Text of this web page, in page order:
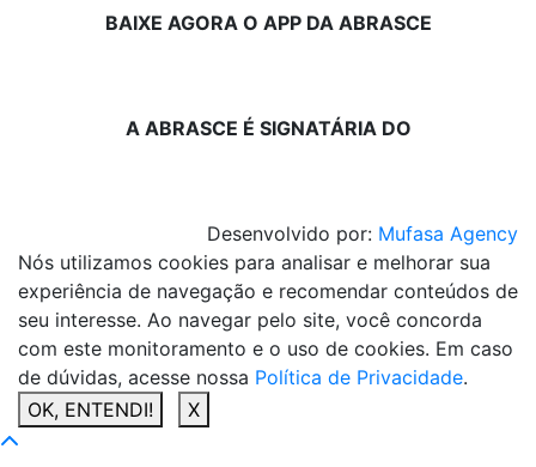
BAIXE AGORA O APP DA ABRASCE
A ABRASCE É SIGNATÁRIA DO
Desenvolvido por: Mufasa Agency
Nós utilizamos cookies para analisar e melhorar sua
experiência de navegação e recomendar conteúdos de
seu interesse. Ao navegar pelo site, você concorda
com este monitoramento e o uso de cookies. Em caso
de dúvidas, acesse nossa Política de Privacidade.
OK, ENTENDI!
X